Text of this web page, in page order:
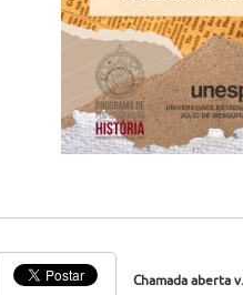
Chamada aberta